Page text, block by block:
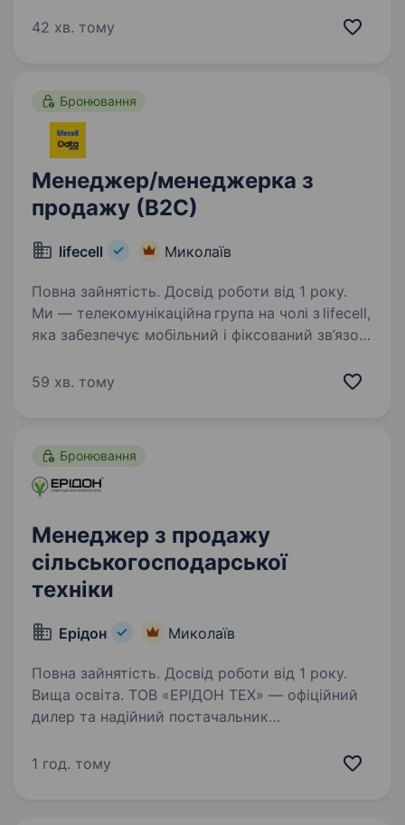
Ми допомагаємо людям отримувати
42 хв. тому
Бронювання
Менеджер/менеджерка з
продажу (В2С)
lifecell Миколаїв
Повна зайнятість. Досвід роботи від 1 року.
Ми — телекомунікаційна група на чолі з lifecell,
яка забезпечує мобільний і фіксований зв’язок,
мільйонів українців. Наша мета незмінна —
59 хв. тому
Бронювання
Менеджер з продажу
сільськогосподарської
техніки
Ерідон Миколаїв
Повна зайнятість. Досвід роботи від 1 року.
Вища освіта. ТОВ «ЕРІДОН ТЕХ» — офіційний
дилер та надійний постачальник
вітчизняного виробництва. Компанія понад 20
1 год. тому